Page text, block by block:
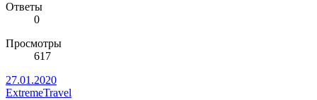
Ответы
0
Просмотры
617
27.01.2020
ExtremeTravel